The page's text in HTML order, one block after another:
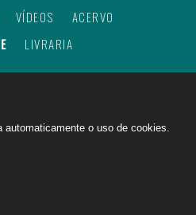
VÍDEOS
ACERVO
LIVRARIA
Todos os direitos
o mundo!
melhor!
o uso de cookies.